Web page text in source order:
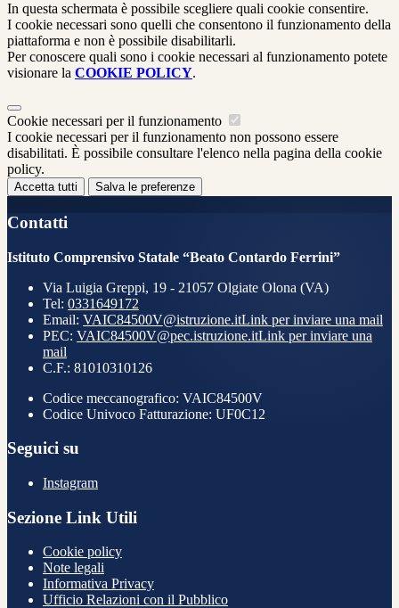
In questa schermata è possibile scegliere quali cookie consentire.
I cookie necessari sono quelli che consentono il funzionamento della
piattaforma e non è possibile disabilitarli.
Per conoscere quali sono i cookie necessari al funzionamento potete
visionare la COOKIE POLICY.
Cookie necessari per il funzionamento
I cookie necessari per il funzionamento non possono essere
disabilitati. È possibile consultare l'elenco nella pagina della cookie
policy.
Accetta tutti Salva le preferenze
Contatti
Istituto Comprensivo Statale “Beato Contardo Ferrini”
Via Luigia Greppi, 19 - 21057 Olgiate Olona (VA)
Tel: 0331649172
Email: VAIC84500V@istruzione.itLink per inviare una mail
PEC: VAIC84500V@pec.istruzione.itLink per inviare una
mail
C.F.: 81010310126
Codice meccanografico: VAIC84500V
Codice Univoco Fatturazione: UF0C12
Seguici su
Instagram
Sezione Link Utili
Cookie policy
Note legali
Informativa Privacy
Ufficio Relazioni con il Pubblico